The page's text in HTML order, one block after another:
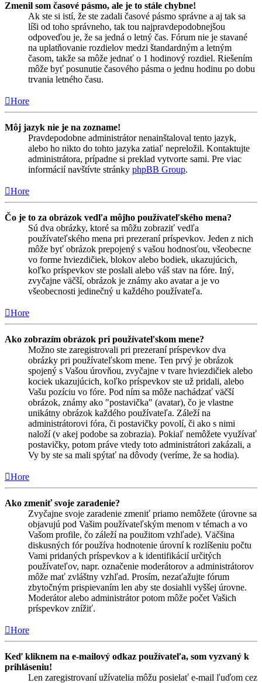
Zmenil som časové pásmo, ale je to stále chybne!
Ak ste si istí, že ste zadali časové pásmo správne a aj tak sa
líši od toho správneho, tak tou najpravdepodobnejšou
odpoveďou je, že sa jedná o letný čas. Fórum nie je stavané
na uplatňovanie rozdielov medzi štandardným a letným
časom, takže sa môže jednať o 1 hodinový rozdiel. Riešením
môže byť posunutie časového pásma o jednu hodinu po dobu
trvania letného času.
Hore
Môj jazyk nie je na zozname!
Pravdepodobne administrátor nenainštaloval tento jazyk,
alebo ho nikto do tohto jazyka zatiaľ nepreložil. Kontaktujte
administrátora, prípadne si preklad vytvorte sami. Pre viac
informácií navštívte stránky phpBB Group.
Hore
Čo je to za obrázok vedľa môjho používateľského mena?
Sú dva obrázky, ktoré sa môžu zobraziť vedľa
používateľského mena pri prezeraní príspevkov. Jeden z nich
môže byť obrázok prepojený s vašou hodnosťou, všeobecne
vo forme hviezdičiek, blokov alebo bodiek, ukazujúcich,
koľko príspevkov ste poslali alebo váš stav na fóre. Iný,
zvyčajne väčší, obrázok je známy ako avatar a je vo
všeobecnosti jedinečný u každého používateľa.
Hore
Ako zobrazím obrázok pri používateľskom mene?
Možno ste zaregistrovali pri prezeraní príspevkov dva
obrázky pri používateľskom mene. Ten prvý je obrázok
spojený s Vašou úrovňou, zvyčajne v tvare hviezdičiek alebo
kociek ukazujúcich, koľko príspevkov ste už pridali, alebo
Vašu pozíciu vo fóre. Pod ním sa môže nachádzať väčší
obrázok, známy ako "postavička" (avatar), čo je vlastne
unikátny obrázok každého používateľa. Záleží na
administrátorovi fóra, či postavičky povolí, či ako s nimi
naloží (v akej podobe sa zobrazia). Pokiaľ nemôžete využívať
postavičky, potom práve vtedy toto administrátori zakázali, a
Vy by ste sa mali spýtať na dôvody (veríme, že sa hodia).
Hore
Ako zmeniť svoje zaradenie?
Zvyčajne svoje zaradenie zmeniť priamo nemôžete (úrovne sa
objavujú pod Vašim používateľským menom v témach a vo
Vašom profile, čo záleží na použitom vzhľade). Väčšina
diskusných fór používa hodnotenie úrovní k rozlíšeniu počtu
Vami pridaných príspevkov a k identifikácií určitých
používateľov, napr. označenie moderátorov a administrátorov
môže mať zvláštny vzhľad. Prosím, nezaťažujte fórum
zbytočným prispievaním len aby ste dosiahli vyššej úrovne.
Moderátor alebo administrátor potom môže počet Vašich
príspevkov znížiť.
Hore
Keď kliknem na e-mailový odkaz používateľa, som vyzvaný k
prihláseniu!
Len zaregistrovaní užívatelia môžu posielať e-mail ľuďom cez